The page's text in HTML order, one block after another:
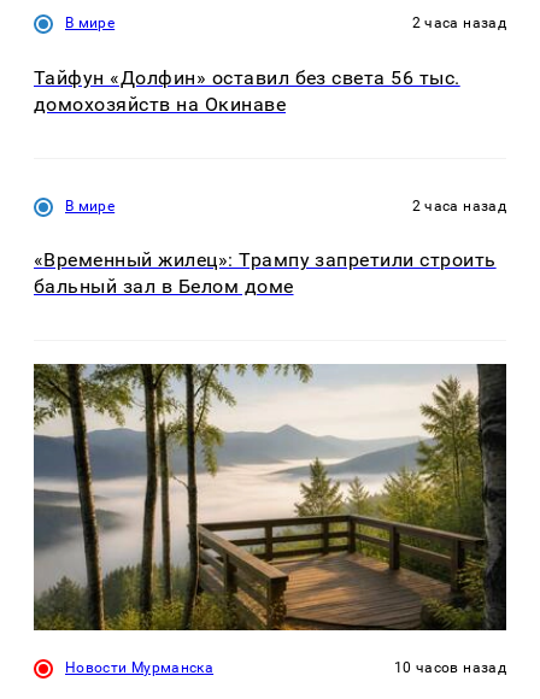
В мире 2 часа назад
Тайфун «Долфин» оставил без света 56 тыс.
домохозяйств на Окинаве
В мире 2 часа назад
«Временный жилец»: Трампу запретили строить
бальный зал в Белом доме
Новости Мурманска 10 часов назад